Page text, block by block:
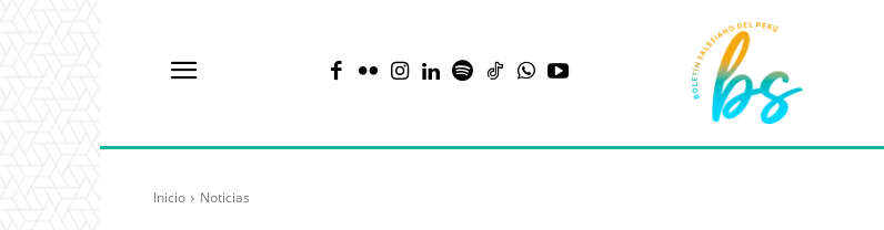
Inicio Noticias